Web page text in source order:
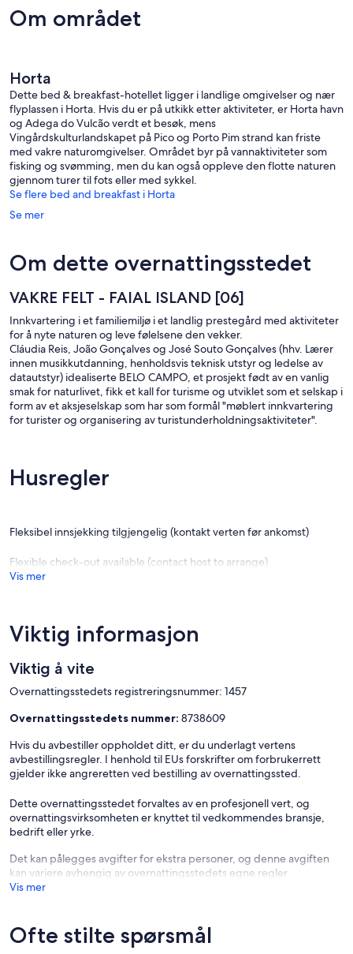
Om området
Horta
Dette bed & breakfast-hotellet ligger i landlige omgivelser og nær
flyplassen i Horta. Hvis du er på utkikk etter aktiviteter, er Horta havn
og Adega do Vulcão verdt et besøk, mens
Vingårdskulturlandskapet på Pico og Porto Pim strand kan friste
med vakre naturomgivelser. Området byr på vannaktiviteter som
fisking og svømming, men du kan også oppleve den flotte naturen
gjennom turer til fots eller med sykkel.
Se flere bed and breakfast i Horta
Se mer
Om dette overnattingsstedet
VAKRE FELT - FAIAL ISLAND [06]
Innkvartering i et familiemiljø i et landlig prestegård med aktiviteter
for å nyte naturen og leve følelsene den vekker.
Cláudia Reis, João Gonçalves og José Souto Gonçalves (hhv. Lærer
innen musikkutdanning, henholdsvis teknisk utstyr og ledelse av
datautstyr) idealiserte BELO CAMPO, et prosjekt født av en vanlig
smak for naturlivet, fikk et kall for turisme og utviklet som et selskap i
form av et aksjeselskap som har som formål "møblert innkvartering
for turister og organisering av turistunderholdningsaktiviteter".
Husregler
Fleksibel innsjekking tilgjengelig (kontakt verten før ankomst)
Flexible check-out available (contact host to arrange)
Vis mer
Viktig informasjon
Viktig å vite
Overnattingsstedets registreringsnummer: 1457
Overnattingsstedets nummer: 8738609
Hvis du avbestiller oppholdet ditt, er du underlagt vertens
avbestillingsregler. I henhold til EUs forskrifter om forbrukerrett
gjelder ikke angreretten ved bestilling av overnattingssted.
Dette overnattingsstedet forvaltes av en profesjonell vert, og
overnattingsvirksomheten er knyttet til vedkommendes bransje,
bedrift eller yrke.
Det kan pålegges avgifter for ekstra personer, og denne avgiften
kan variere avhengig av overnattingsstedets egne regler
Vis mer
Ofte stilte spørsmål